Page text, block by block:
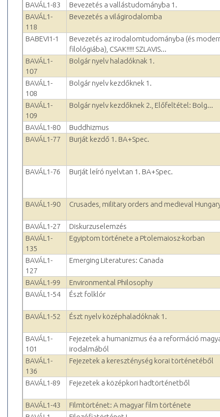
BAVÁL1-83
Bevezetés a vallástudományba 1.
BAVÁL1-
118
Bevezetés a világirodalomba
BABEVI1-1
Bevezetés az irodalomtudományba (és
filológiába), CSAK!!!!! SZLAVIS...
BAVÁL1-
107
Bolgár nyelv haladóknak 1.
BAVÁL1-
108
Bolgár nyelv kezdőknek 1.
BAVÁL1-
109
Bolgár nyelv kezdőknek 2., Előfeltétel: Bolg...
BAVÁL1-80
Buddhizmus
BAVÁL1-77
Burját kezdő 1. BA+Spec.
BAVÁL1-76 Burját leíró nyelvtan 1. BA+Spec.
BAVÁL1-90 Crusades, military orders and medieval
BAVÁL1-27
Diskurzuselemzés
BAVÁL1-
135
Egyiptom története a Ptolemaiosz-korban
BAVÁL1-
127
Emerging Literatures: Canada
BAVÁL1-99
Environmental Philosophy
BAVÁL1-54
Észt folklór
BAVÁL1-52 Észt nyelv középhaladóknak 1.
BAVÁL1-
101
Fejezetek a humanizmus éa a reformáció
irodalmából
BAVÁL1-
136
Fejezetek a kereszténység korai történetéből
BAVÁL1-89 Fejezetek a középkori hadtörténetből
BAVÁL1-43
Filmtörténet: A magyar film története